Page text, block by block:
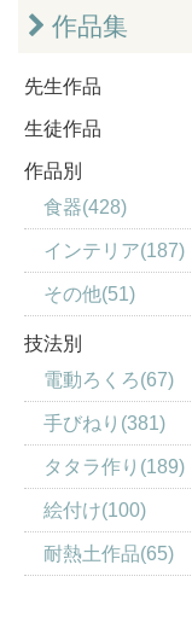
作品集
先生作品
生徒作品
作品別
食器(428)
インテリア(187)
その他(51)
技法別
電動ろくろ(67)
手びねり(381)
タタラ作り(189)
絵付け(100)
耐熱土作品(65)